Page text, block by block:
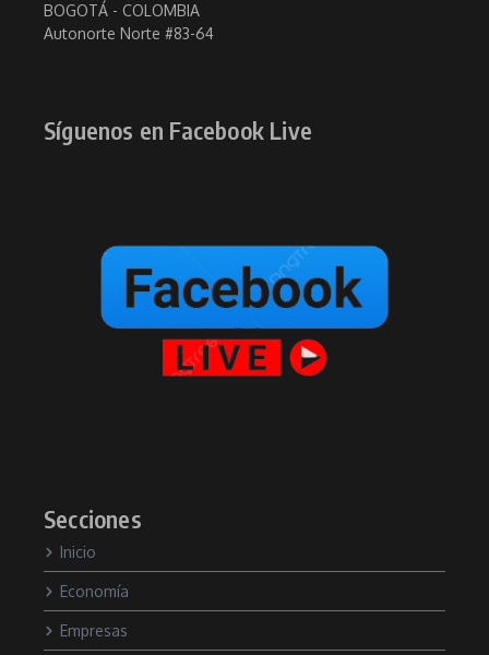
BOGOTÁ - COLOMBIA
Autonorte Norte #83-64
Síguenos en Facebook Live
Secciones
Inicio
Economía
Empresas